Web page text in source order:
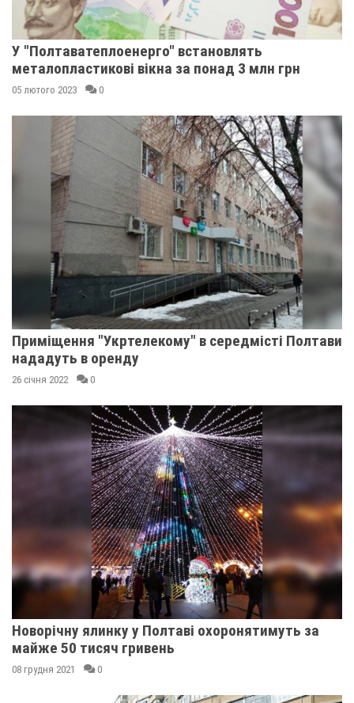
У "Полтаватеплоенерго" встановлять
металопластикові вікна за понад 3 млн грн
05 лютого 2023 0
Приміщення "Укртелекому" в середмісті Полтави
нададуть в оренду
26 січня 2022 0
Новорічну ялинку у Полтаві охоронятимуть за
майже 50 тисяч гривень
08 грудня 2021 0